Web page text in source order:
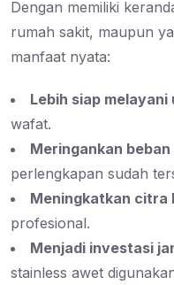
Dengan memiliki
rumah sakit, maupun
manfaat nyata:
Lebih siap melayani
wafat.
Meringankan
perlengkapan sudah
Meningkatkan citra
profesional.
Menjadi investasi
stainless awet